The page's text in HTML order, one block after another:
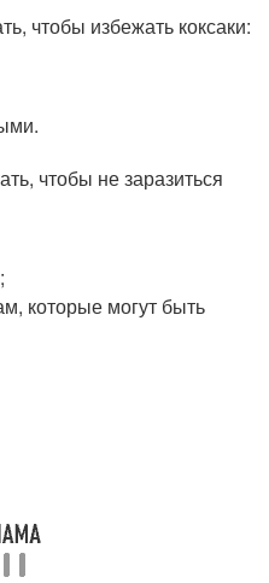
чтобы избежать коксаки:
чтобы не заразиться
которые могут быть